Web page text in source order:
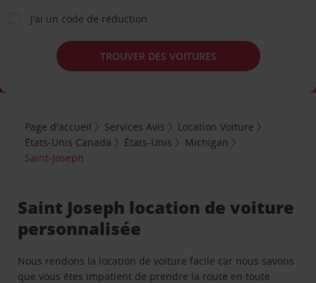
J’ai un code de réduction
TROUVER DES VOITURES
Page d'accueil Services Avis
Location Voiture
États-Unis Canada
États-Unis
Michigan
Saint-Joseph
Saint Joseph location de voiture
personnalisée
Nous rendons la location de voiture facile car nous savons
que vous êtes impatient de prendre la route en toute